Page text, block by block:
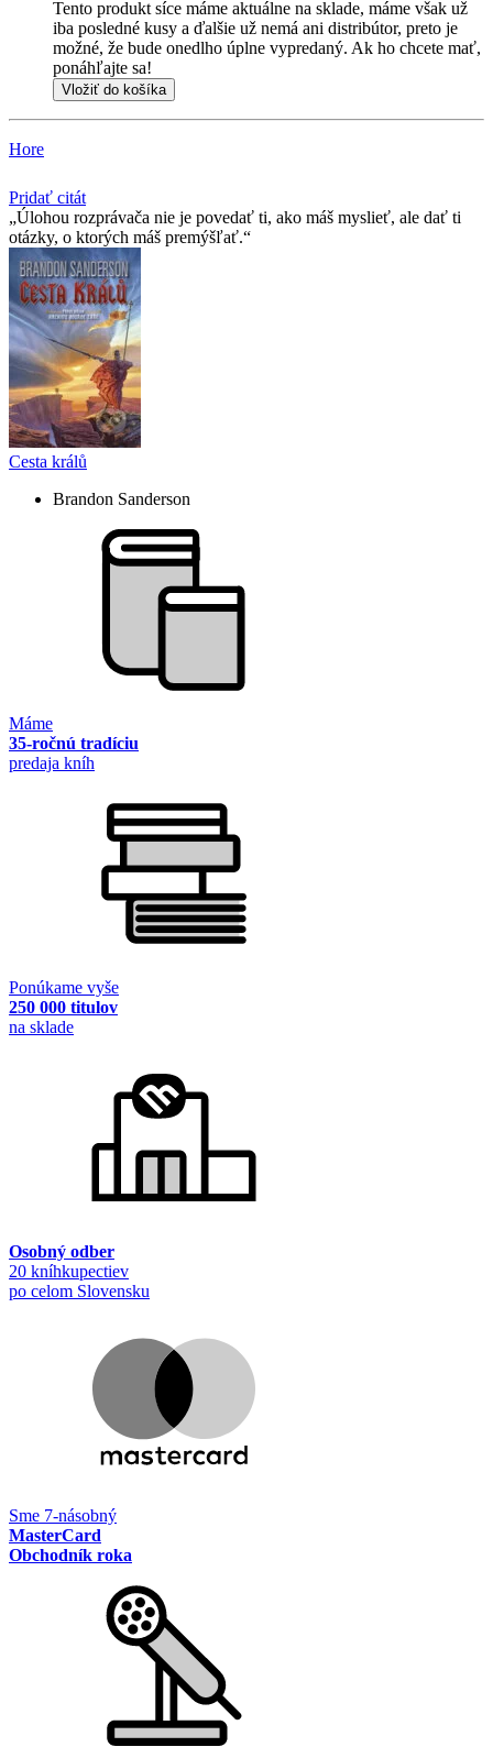
Tento produkt síce máme aktuálne na sklade, máme však už
iba posledné kusy a ďalšie už nemá ani distribútor, preto je
možné, že bude onedlho úplne vypredaný. Ak ho chcete mať,
ponáhľajte sa!
Vložiť do košíka
Hore
Pridať citát
Úlohou rozprávača nie je povedať ti, ako máš myslieť, ale dať ti
otázky, o ktorých máš premýšľať.
Cesta králů
Brandon Sanderson
Máme
35-ročnú tradíciu
predaja kníh
Ponúkame vyše
250 000 titulov
na sklade
Osobný odber
20 kníhkupectiev
po celom Slovensku
Sme 7-násobný
MasterCard
Obchodník roka